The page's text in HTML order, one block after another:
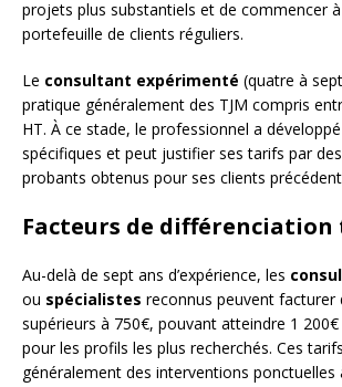
projets plus substantiels et de commencer
portefeuille de clients réguliers.
Le consultant expérimenté (quatre à
pratique généralement des TJM compris
HT. À ce stade, le professionnel a
spécifiques et peut justifier ses tarifs par
probants obtenus pour ses clients
Facteurs de
Au-delà de sept ans d’expérience, les
ou spécialistes reconnus peuvent facturer
supérieurs à 750€, pouvant atteindre 1
pour les profils les plus recherchés. Ces
généralement des interventions